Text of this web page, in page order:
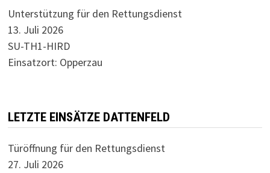
Unterstützung für den Rettungsdienst
13. Juli 2026
SU-TH1-HIRD
Einsatzort: Opperzau
LETZTE EINSÄTZE DATTENFELD
Türöffnung für den Rettungsdienst
27. Juli 2026